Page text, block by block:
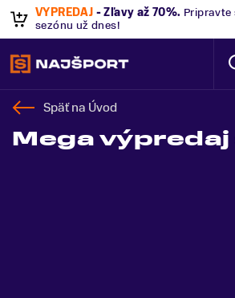
VÝPREDAJ - Zľavy až 70%. Pripravte
sezónu už dnes!
Späť na Úvod
Mega výpredaj